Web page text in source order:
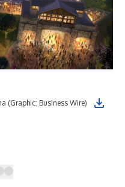
(Graphic: Business Wire)